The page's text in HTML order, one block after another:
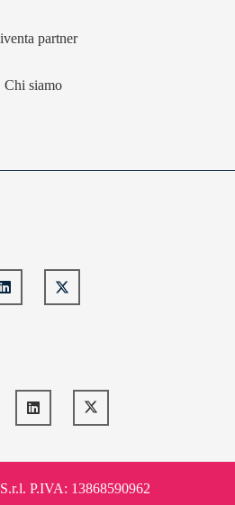
partner
Chi siamo
P.IVA: 13868590962